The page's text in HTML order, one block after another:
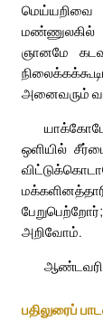
மண்ணுலகில்
ஞானமே
அனைவரும்
ஒளியில்
அறிவோம்.
பதிலுரைப்